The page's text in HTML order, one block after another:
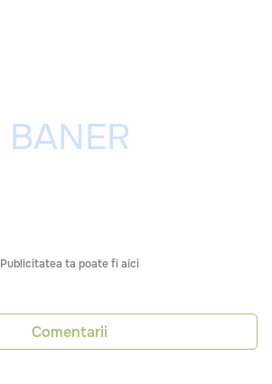
Publicitatea ta poate fi aici
Comentarii